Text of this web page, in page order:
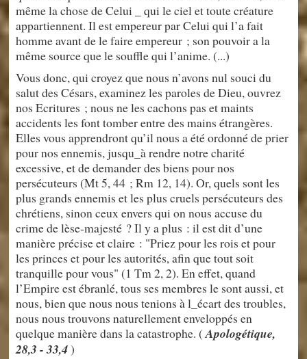
même la chose de Celui _ qui le ciel et toute créature
appartiennent. Il est empereur par Celui qui l’a fait
homme avant de le faire empereur ; son pouvoir a la
même source que le souffle qui l’anime. (...)
Vous donc, qui croyez que nous n’avons nul souci du
salut des Césars, examinez les paroles de Dieu, ouvrez
nos Ecritures ; nous ne les cachons pas et maints
accidents les font tomber entre des mains étrangères.
Elles vous apprendront qu’il nous a été ordonné de prier
pour nos ennemis, jusqu_à rendre notre charité
excessive, et de demander des biens pour nos
persécuteurs (Mt 5, 44 ; Rm 12, 14). Or, quels sont les
plus grands ennemis et les plus cruels persécuteurs des
chrétiens, sinon ceux envers qui on nous accuse du
crime de lèse-majesté ? Il y a plus : il est dit d’une
manière précise et claire : "Priez pour les rois et pour
les princes et pour les autorités, afin que tout soit
tranquille pour vous" (1 Tm 2, 2). En effet, quand
l’Empire est ébranlé, tous ses membres le sont aussi, et
nous, bien que nous nous tenions à l_écart des troubles,
nous nous trouvons naturellement enveloppés en
quelque manière dans la catastrophe. (Apologétique,
28,3 - 33,4)